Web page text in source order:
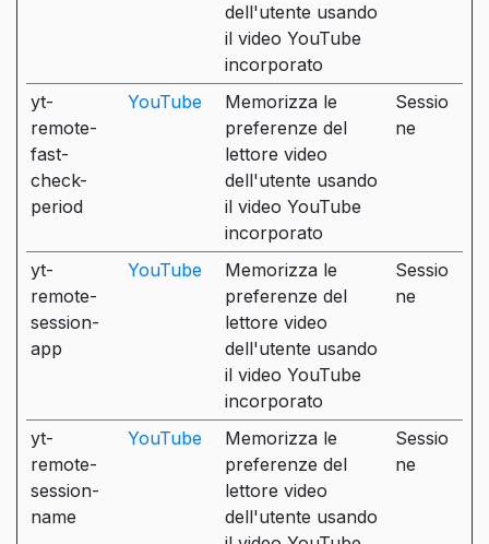
dell'utente usando
il video YouTube
incorporato
yt-
remote-
fast-
check-
period
YouTube
Memorizza le
preferenze del
lettore video
dell'utente usando
il video YouTube
incorporato
Sessio
ne
yt-
remote-
session-
app
YouTube
Memorizza le
preferenze del
lettore video
dell'utente usando
il video YouTube
incorporato
Sessio
ne
yt-
remote-
session-
name
YouTube
Memorizza le
preferenze del
lettore video
dell'utente usando
Sessio
ne